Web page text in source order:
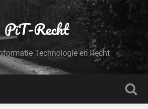
PiT-Recht
Technologie en Recht